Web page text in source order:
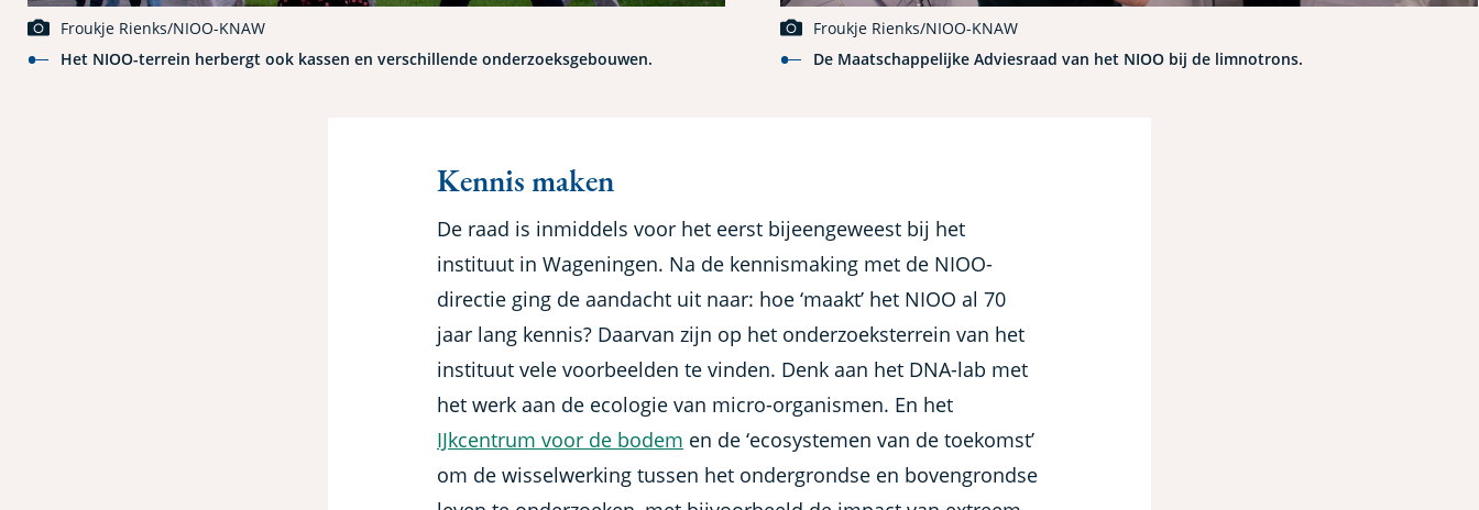
Froukje Rienks/NIOO-KNAW
Het NIOO-terrein herbergt ook kassen en verschillende onderzoeksgebouwen.
Froukje Rienks/NIOO-KNAW
De Maatschappelijke Adviesraad van het NIOO bij de limnotrons.
Kennis maken
De raad is inmiddels voor het eerst bijeengeweest bij het
instituut in Wageningen. Na de kennismaking met de NIOO-
directie ging de aandacht uit naar: hoe ‘maakt’ het NIOO al 70
jaar lang kennis? Daarvan zijn op het onderzoeksterrein van het
instituut vele voorbeelden te vinden. Denk aan het DNA-lab met
het werk aan de ecologie van micro-organismen. En het
IJkcentrum voor de bodem en de ‘ecosystemen van de toekomst’
om de wisselwerking tussen het ondergrondse en bovengrondse